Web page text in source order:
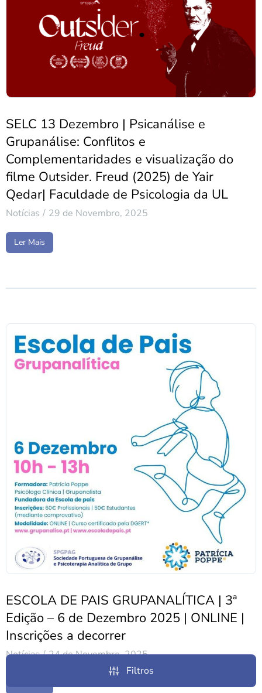
SELC 13 Dezembro | Psicanálise e
Grupanálise: Conflitos e
Complementaridades e visualização do
filme Outsider. Freud (2025) de Yair
Qedar| Faculdade de Psicologia da UL
Notícias 29 de Novembro, 2025
Ler Mais
ESCOLA DE PAIS GRUPANALÍTICA | 3ª
Edição – 6 de Dezembro 2025 | ONLINE |
Inscrições a decorrer
Notícias 24 de Novembro, 2025
Filtros